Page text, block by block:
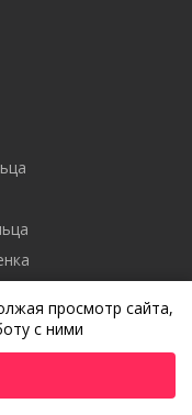
просмотр сайта,
с ними